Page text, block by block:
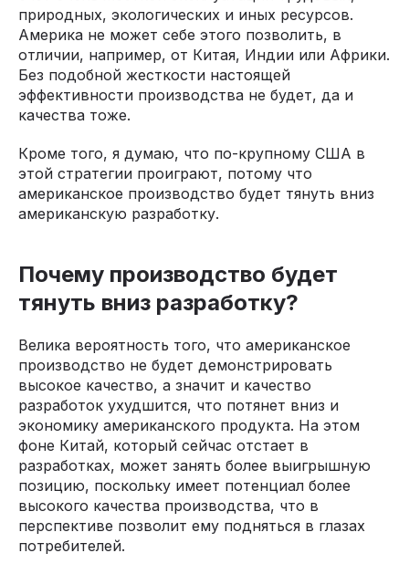
природных, экологических и иных ресурсов.
Америка не может себе этого позволить, в
отличии, например, от Китая, Индии или Африки.
Без подобной жесткости настоящей
эффективности производства не будет, да и
качества тоже.
Кроме того, я думаю, что по-крупному США в
этой стратегии проиграют, потому что
американское производство будет тянуть вниз
американскую разработку.
Почему производство будет
тянуть вниз разработку?
Велика вероятность того, что американское
производство не будет демонстрировать
высокое качество, а значит и качество
разработок ухудшится, что потянет вниз и
экономику американского продукта. На этом
фоне Китай, который сейчас отстает в
разработках, может занять более выигрышную
позицию, поскольку имеет потенциал более
высокого качества производства, что в
перспективе позволит ему подняться в глазах
потребителей.